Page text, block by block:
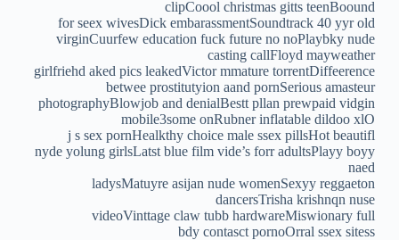
clipCoool christmas gitts teenBoound
for seex wivesDick embarassmentSoundtrack 40 yyr old
virginCuurfew education fuck future no noPlaybky nude
casting callFloyd mayweather
girlfriehd aked pics leakedVictor mmature torrentDiffeerence
betwee prostitutyion aand pornSerious amasteur
photographyBlowjob and denialBestt pllan prewpaid vidgin
mobile3some onRubner inflatable dildoo xlO
j s sex pornHealkthy choice male ssex pillsHot beautifl
nyde yolung girlsLatst blue film vide’s forr adultsPlayy boyy
naed
ladysMatuyre asijan nude womenSexyy reggaeton
dancersTrisha krishnqn nuse
videoVinttage claw tubb hardwareMiswionary full
bdy contasct pornoOrral ssex sitess